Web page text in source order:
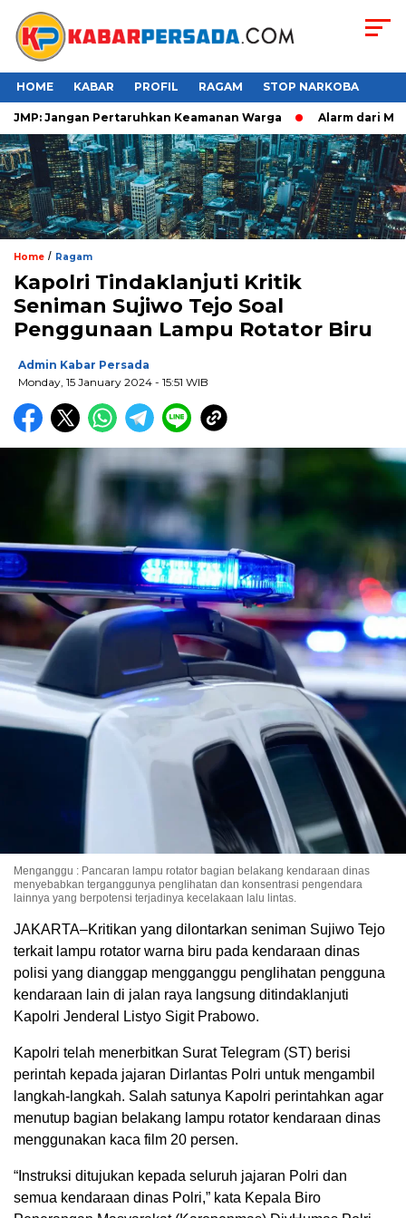
HOME KABAR PROFIL RAGAM STOP NARKOBA
Jangan Pertaruhkan Keamanan Warga Alarm dari
Home / Ragam
Kapolri Tindaklanjuti Kritik
Seniman Sujiwo Tejo Soal
Penggunaan Lampu Rotator Biru
Admin Kabar Persada
Monday, 15 January 2024 - 15:51 WIB
Menganggu : Pancaran lampu rotator bagian belakang kendaraan dinas
menyebabkan terganggunya penglihatan dan konsentrasi pengendara
lainnya yang berpotensi terjadinya kecelakaan lalu lintas.
JAKARTA–Kritikan yang dilontarkan seniman Sujiwo Tejo
terkait lampu rotator warna biru pada kendaraan dinas
polisi yang dianggap mengganggu penglihatan pengguna
kendaraan lain di jalan raya langsung ditindaklanjuti
Kapolri Jenderal Listyo Sigit Prabowo.
Kapolri telah menerbitkan Surat Telegram (ST) berisi
perintah kepada jajaran Dirlantas Polri untuk mengambil
langkah-langkah. Salah satunya Kapolri perintahkan agar
menutup bagian belakang lampu rotator kendaraan dinas
menggunakan kaca film 20 persen.
“Instruksi ditujukan kepada seluruh jajaran Polri dan
semua kendaraan dinas Polri,” kata Kepala Biro